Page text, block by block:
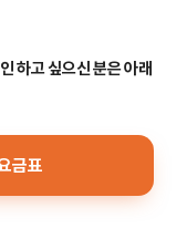
하고 싶으신 분은 아래
금표